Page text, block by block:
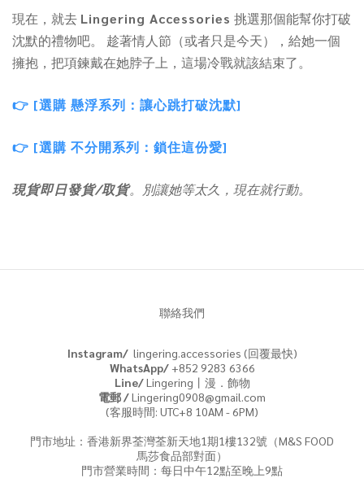
現在，就去 Lingering Accessories 挑選那個能幫你打破
沈默的禮物吧。 趁著情人節（或者只是今天），給她一個
擁抱，把項鍊戴在她脖子上，這場冷戰就該結束了。
👉 [選購 懸浮系列：讓心跳打破沈默]
👉 [選購 不分開系列：鎖住這份愛]
現貨即日發貨/取貨。別讓她等太久，現在就行動。
聯絡我們
Instagram/ lingering.accessories (回覆最快)
WhatsApp/+852 9283 6366
Line/Lingering丨漫．飾物
電郵 /Lingering0908@gmail.com
(客服時間: UTC+8 10AM - 6PM)
門市地址：香港新界荃灣荃新天地1期1樓132號（M&S FOOD
馬莎食品部對面）
門市營業時間：每日中午12點至晚上9點